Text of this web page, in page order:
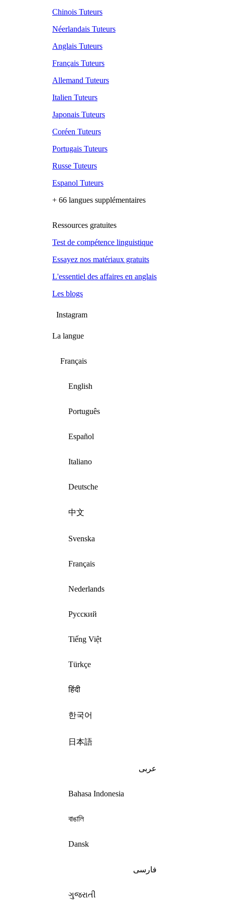
Chinois Tuteurs
Néerlandais Tuteurs
Anglais Tuteurs
Français Tuteurs
Allemand Tuteurs
Italien Tuteurs
Japonais Tuteurs
Coréen Tuteurs
Portugais Tuteurs
Russe Tuteurs
Espanol Tuteurs
+ 66 langues supplémentaires
Ressources gratuites
Test de compétence linguistique
Essayez nos matériaux gratuits
L'essentiel des affaires en anglais
Les blogs
Instagram
La langue
Français
English
Português
Español
Italiano
Deutsche
中文
Svenska
Français
Nederlands
Русский
Tiếng Việt
Türkçe
हिंदी
한국어
日本語
عربى
Bahasa Indonesia
বাঙালি
Dansk
فارسی
ગુજરાતી